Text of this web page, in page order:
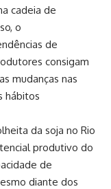
cadeia de
o
de
consigam
mudanças nas
hábitos
da soja no Rio
produtivo do
de
diante dos